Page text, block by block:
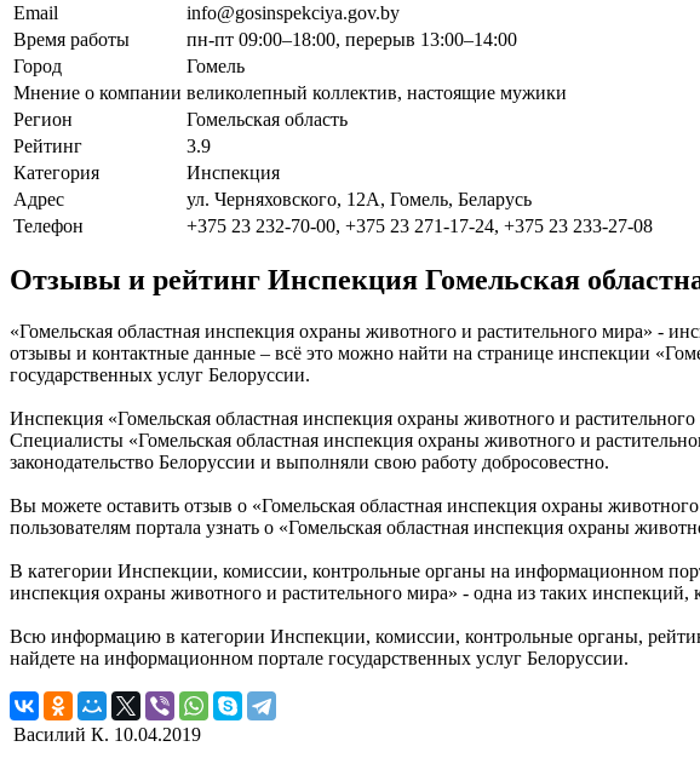
Email
info@gosinspekciya.gov.by
Время работы
пн-пт 09:00–18:00, перерыв 13:00–14:00
Город
Гомель
Мнение о компании великолепный коллектив, настоящие мужики
Регион
Гомельская область
Рейтинг
3.9
Категория
Инспекция
Адрес
ул. Черняховского, 12А, Гомель, Беларусь
Телефон
+375 23 232-70-00, +375 23 271-17-24, +375 23 233-27-08
Отзывы и рейтинг Инспекция Гомельская
«Гомельская областная инспекция охраны животного и растительного мира» -
отзывы и контактные данные – всё это можно найти на странице инспекции
государственных услуг Белоруссии.
Инспекция «Гомельская областная инспекция охраны животного и
Специалисты «Гомельская областная инспекция охраны животного и
законодательство Белоруссии и выполняли свою работу добросовестно.
Вы можете оставить отзыв о «Гомельская областная инспекция охраны
пользователям портала узнать о «Гомельская областная инспекция охраны
В категории Инспекции, комиссии, контрольные органы на информационном
инспекция охраны животного и растительного мира» - одна из таких
Всю информацию в категории Инспекции, комиссии, контрольные органы,
найдете на информационном портале государственных услуг Белоруссии.
Василий К. 10.04.2019